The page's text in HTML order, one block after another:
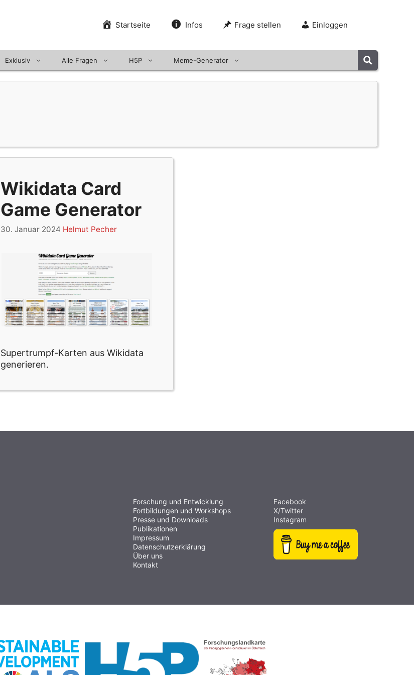
Startseite Infos Frage stellen Einloggen
Exklusiv Alle Fragen H5P Meme-Generator
Wikidata Card
Game Generator
30. Januar 2024 Helmut Pecher
Supertrumpf-Karten aus Wikidata
generieren.
Forschung und Entwicklung
Fortbildungen und Workshops
Presse und Downloads
Publikationen
Impressum
Datenschutzerklärung
Über uns
Kontakt
Facebook
X/Twitter
Instagram